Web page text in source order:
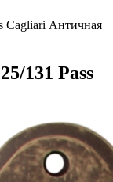
Cagliari Античная
131 Pass